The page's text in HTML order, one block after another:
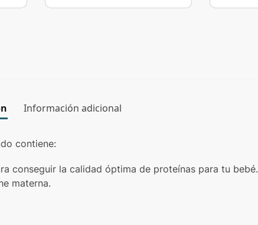
Información adicional
contiene:
conseguir la calidad óptima de proteínas para tu bebé.
materna.